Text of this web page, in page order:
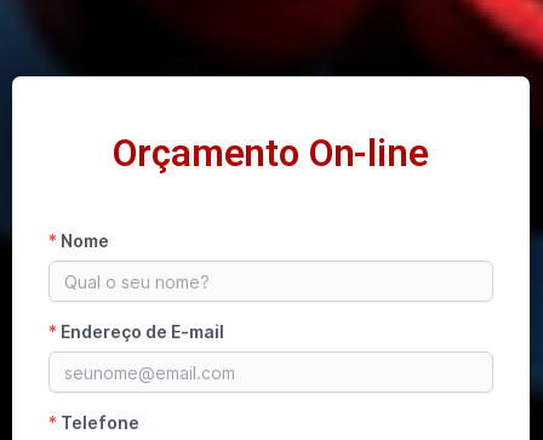
Orçamento On-line